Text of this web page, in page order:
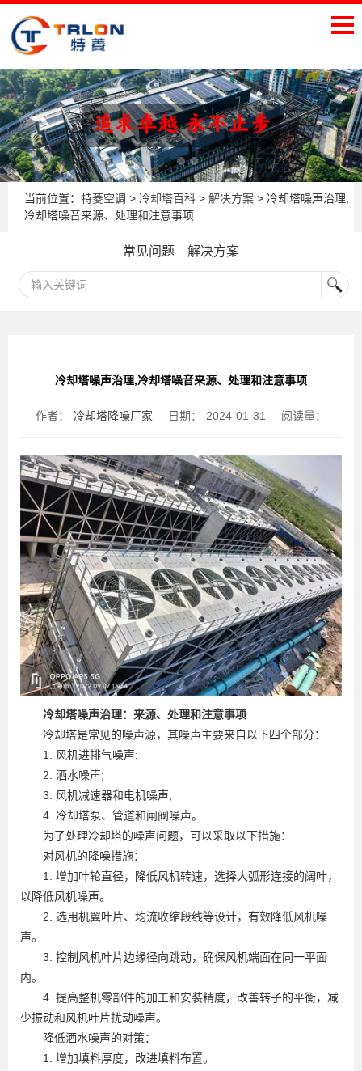
当前位置： 特菱空调 > 冷却塔百科 > 解决方案 > 冷却塔噪声治理,
冷却塔噪音来源、处理和注意事项
常见问题 解决方案
冷却塔噪声治理,冷却塔噪音来源、处理和注意事项
作者： 冷却塔降噪厂家 日期： 2024-01-31 阅读量：
冷却塔噪声治理：来源、处理和注意事项
冷却塔是常见的噪声源，其噪声主要来自以下四个部分：
1. 风机进排气噪声;
2. 洒水噪声;
3. 风机减速器和电机噪声;
4. 冷却塔泵、管道和闸阀噪声。
为了处理冷却塔的噪声问题，可以采取以下措施：
对风机的降噪措施：
1. 增加叶轮直径，降低风机转速，选择大弧形连接的阔叶，
以降低风机噪声。
2. 选用机翼叶片、均流收缩段线等设计，有效降低风机噪
声。
3. 控制风机叶片边缘径向跳动，确保风机端面在同一平面
内。
4. 提高整机零部件的加工和安装精度，改善转子的平衡，减
少振动和风机叶片扰动噪声。
降低洒水噪声的对策：
1. 增加填料厚度，改进填料布置。